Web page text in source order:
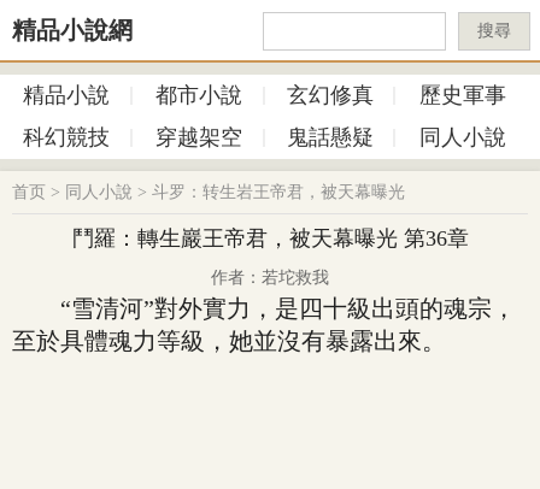
精品小說網 搜尋
精品小說 都市小說 玄幻修真
歷史軍事
科幻競技
穿越架空 鬼話懸疑 同人小說
首页 > 同人小說 > 斗罗：转生岩王帝君，被天幕曝光
鬥羅：轉生巖王帝君，被天幕曝光 第36章
作者：若坨救我
“雪清河”對外實力，是四十級出頭的魂宗，
至於具體魂力等級，她並沒有暴露出來。